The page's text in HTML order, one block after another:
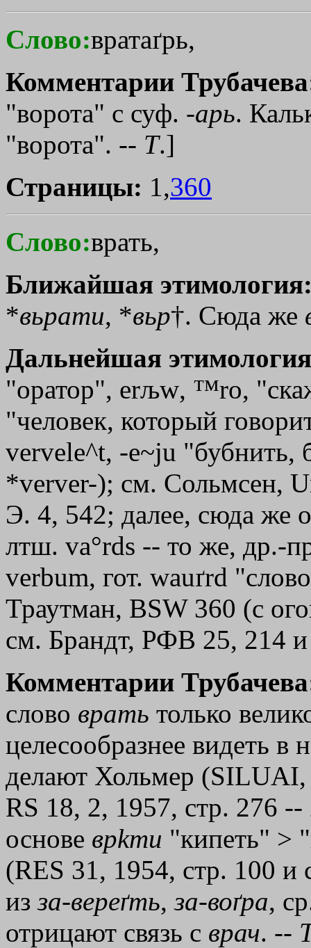
Слово:вратаґрь,
Комментарии
"ворота" с суф. -арь.
"ворота". -- Т.]
Страницы: 1,360
Слово:врать,
Ближайшая
*вьрати, *вьр†. Сюда же
Дальнейшая
"оратор", erљw, ™rо,
"человек, который
vervele^t, -e~ju "бубнить,
*verver-); см. Сольмсен,
Э. 4, 542; далее, сюда же
лтш. va°rds -- то же, др.-
verbum, гот. wauґrd
Траутман, BSW 360 (с
см. Брандт, РФВ 25, 214 и
Комментарии
слово врать только
целесообразнее видеть в
делают Хольмер
RS 18, 2, 1957, стр. 276
основе врkти "кипеть" >
(RES 31, 1954, стр. 100
изза-вереґть,за-воґра,
отрицают связь с врач. --